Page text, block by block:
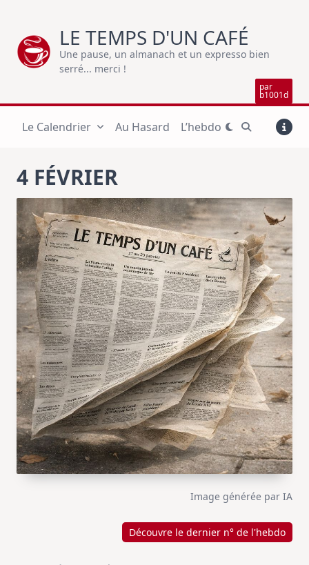
content
LE TEMPS D'UN CAFÉ
Une pause, un almanach et un expresso bien
serré... merci !
par
b1001d
Le Calendrier Au Hasard L’hebdo
4 FÉVRIER
Image générée par IA
Découvre le dernier n° de l'hebdo